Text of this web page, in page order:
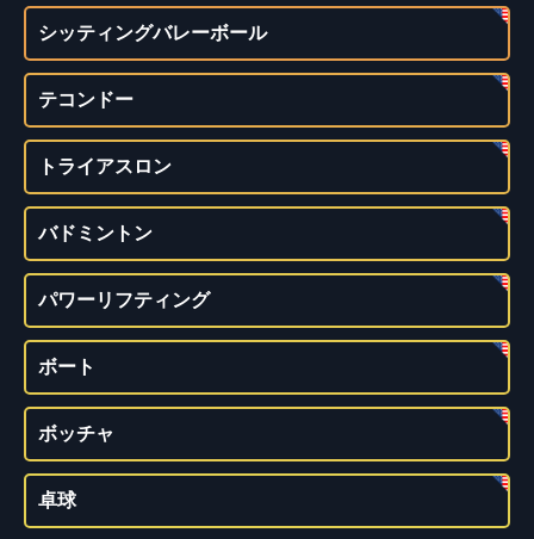
シッティングバレーボール
テコンドー
トライアスロン
バドミントン
パワーリフティング
ボート
ボッチャ
卓球